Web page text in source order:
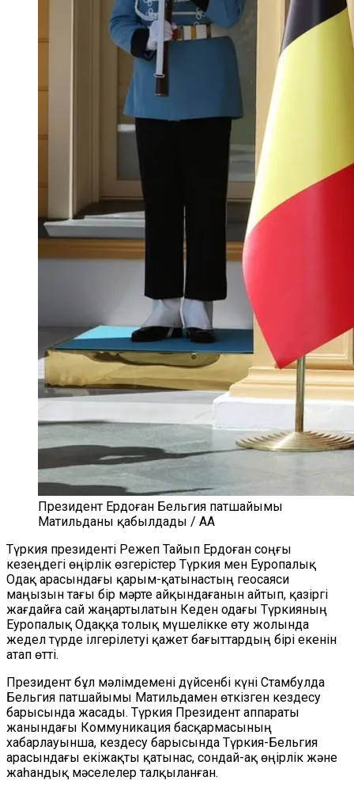
Президент Ердоған Бельгия патшайымы
Матильданы қабылдады / AA
Түркия президенті Режеп Тайып Ердоған соңғы
кезеңдегі өңірлік өзгерістер Түркия мен Еуропалық
Одақ арасындағы қарым-қатынастың геосаяси
маңызын тағы бір мәрте айқындағанын айтып, қазіргі
жағдайға сай жаңартылатын Кеден одағы Түркияның
Еуропалық Одаққа толық мүшелікке өту жолында
жедел түрде ілгерілетуі қажет бағыттардың бірі екенін
атап өтті.
Президент бұл мәлімдемені дүйсенбі күні Стамбулда
Бельгия патшайымы Матильдамен өткізген кездесу
барысында жасады. Түркия Президент аппараты
жанындағы Коммуникация басқармасының
хабарлауынша, кездесу барысында Түркия-Бельгия
арасындағы екіжақты қатынас, сондай-ақ өңірлік және
жаһандық мәселелер талқыланған.